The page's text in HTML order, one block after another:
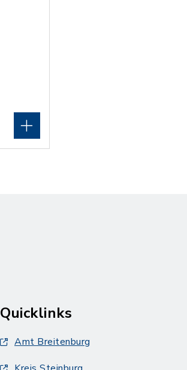
Quicklinks
Amt Breitenburg